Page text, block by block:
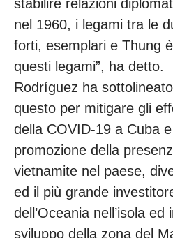
stabilire relazioni
nel 1960, i legami tra le
forti, esemplari e Thung
questi legami”, ha detto.
Rodríguez ha
questo per mitigare gli
della COVID-19 a Cuba
promozione della
vietnamite nel paese,
ed il più grande
dell’Oceania nell’isola
sviluppo della zona del